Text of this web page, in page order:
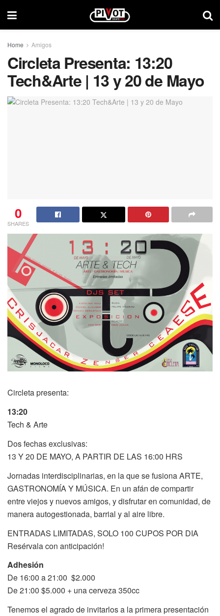
Home Amigos
Circleta Presenta: 13:20
Tech&Arte | 13 y 20 de Mayo
0
SHARES
Circleta presenta:
13:20
Tech & Arte
Dos fechas exclusivas:
13 Y 20 DE MAYO, A PARTIR DE LAS 16:00 HRS
Jornadas interdisciplinarias, en la que se fusiona ARTE,
GASTRONOMÍA Y MÚSICA. En un afán de compartir
entre viejos y nuevos amigos, y disfrutar en comunidad, de
manera autogestionada, barrial y al aire libre.
ENTRADAS LIMITADAS, SOLO 100 CUPOS POR DIA
Resérvala con anticipación!
Adhesión
De 16:00 a 21:00 $2.000
De 21:00 $5.000 + una cerveza 350cc
Tenemos el agrado de invitarlos a la primera presentación